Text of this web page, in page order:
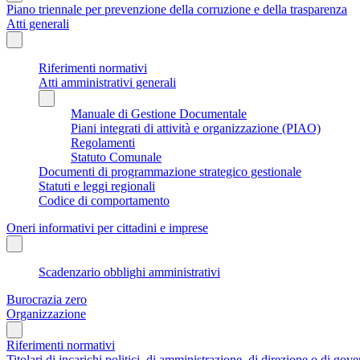
Piano triennale per prevenzione della corruzione e della trasparenza
Atti generali
Riferimenti normativi
Atti amministrativi generali
Manuale di Gestione Documentale
Piani integrati di attività e organizzazione (PIAO)
Regolamenti
Statuto Comunale
Documenti di programmazione strategico gestionale
Statuti e leggi regionali
Codice di comportamento
Oneri informativi per cittadini e imprese
Scadenzario obblighi amministrativi
Burocrazia zero
Organizzazione
Riferimenti normativi